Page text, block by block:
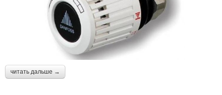
читать дальше →